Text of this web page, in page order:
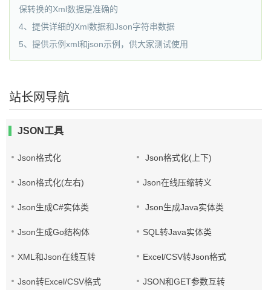
保转换的Xml数据是准确的
4、提供详细的Xml数据和Json字符串数据
5、提供示例xml和json示例，供大家测试使用
站长网导航
JSON工具
Json格式化 Json格式化(上下)
Json格式化(左右) Json在线压缩转义
Json生成C#实体类 Json生成Java实体类
Json生成Go结构体 SQL转Java实体类
XML和Json在线互转 Excel/CSV转Json格式
Json转Excel/CSV格式 JSON和GET参数互转